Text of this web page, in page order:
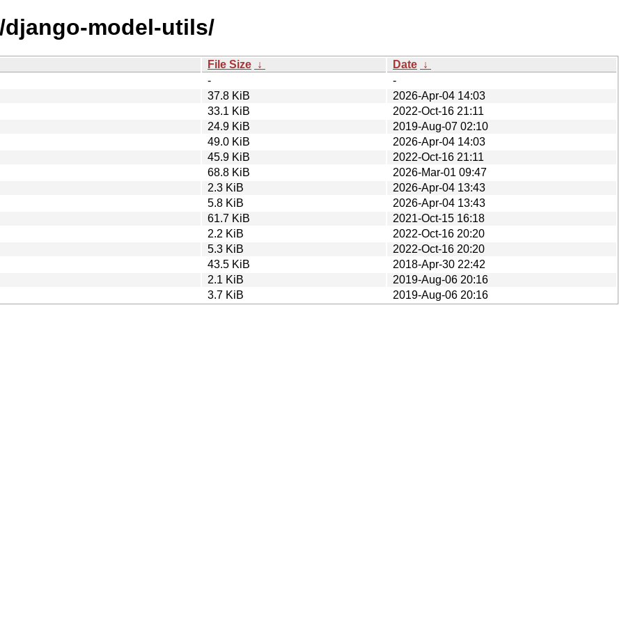
model-utils/
File Size ↓ Date ↓
-
-
37.8 KiB
2026-Apr-04 14:03
33.1 KiB
2022-Oct-16 21:11
24.9 KiB
2019-Aug-07 02:10
49.0 KiB
2026-Apr-04 14:03
45.9 KiB
2022-Oct-16 21:11
68.8 KiB
2026-Mar-01 09:47
2.3 KiB
2026-Apr-04 13:43
5.8 KiB
2026-Apr-04 13:43
61.7 KiB
2021-Oct-15 16:18
2.2 KiB
2022-Oct-16 20:20
5.3 KiB
2022-Oct-16 20:20
43.5 KiB
2018-Apr-30 22:42
2.1 KiB
2019-Aug-06 20:16
3.7 KiB 2019-Aug-06 20:16